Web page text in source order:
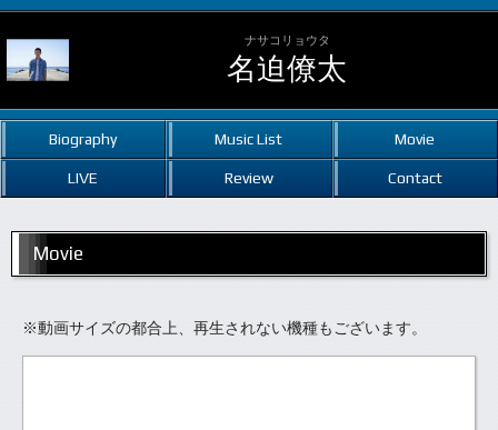
ナサコリョウタ
名迫僚太
Biography Music List Movie
LIVE Review Contact
Movie
※動画サイズの都合上、再生されない機種もございます。